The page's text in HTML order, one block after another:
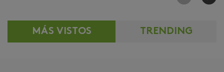
MÁS VISTOS TRENDING